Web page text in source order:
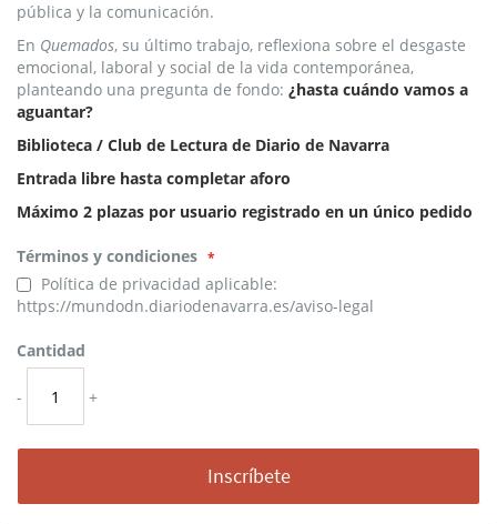
pública y la comunicación.
En Quemados, su último trabajo, reflexiona sobre el desgaste
emocional, laboral y social de la vida contemporánea,
planteando una pregunta de fondo: ¿hasta cuándo vamos a
aguantar?
Biblioteca / Club de Lectura de Diario de Navarra
Entrada libre hasta completar aforo
Máximo 2 plazas por usuario registrado en un único pedido
Términos y condiciones
Política de privacidad aplicable:
https://mundodn.diariodenavarra.es/aviso-legal
Cantidad
- +
Inscríbete